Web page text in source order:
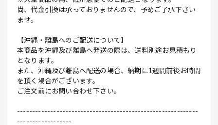
尚、代金引換は承っておりませんので、予めご了承下さい
ませ。
【沖縄・離島へのご配送について】
本商品を沖縄及び離島へ発送の際は、送料別途お見積もり
となります。
また、沖縄及び離島へ配送の場合、納期に1週間前後お時間
を頂く場合がございます。
ご注文前にお問い合わせ下さい。
------------------------------------------------------------
------------------